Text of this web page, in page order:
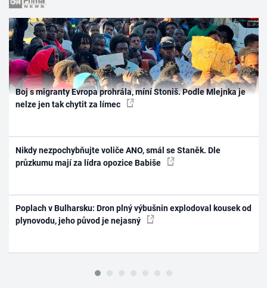
Boj s migranty Evropa prohrála, míní Stoniš. Podle Mlejnka je
nelze jen tak chytit za límec
Nikdy nezpochybňujte voliče ANO, smál se Staněk. Dle
průzkumu mají za lídra opozice Babiše
Poplach v Bulharsku: Dron plný výbušnin explodoval kousek od
plynovodu, jeho původ je nejasný